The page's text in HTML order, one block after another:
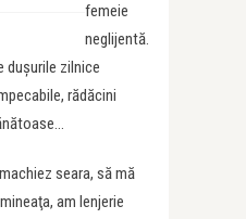
femeie
neglijentă.
duşurile zilnice
rădăcini
seara, să mă
am lenjerie